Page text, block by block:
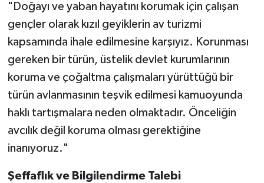
"Doğayı ve yaban hayatını korumak için çalışan
gençler olarak kızıl geyiklerin av turizmi
kapsamında ihale edilmesine karşıyız. Korunması
gereken bir türün, üstelik devlet kurumlarının
koruma ve çoğaltma çalışmaları yürüttüğü bir
türün avlanmasının teşvik edilmesi kamuoyunda
haklı tartışmalara neden olmaktadır. Önceliğin
avcılık değil koruma olması gerektiğine
inanıyoruz."
Şeffaflık ve Bilgilendirme Talebi